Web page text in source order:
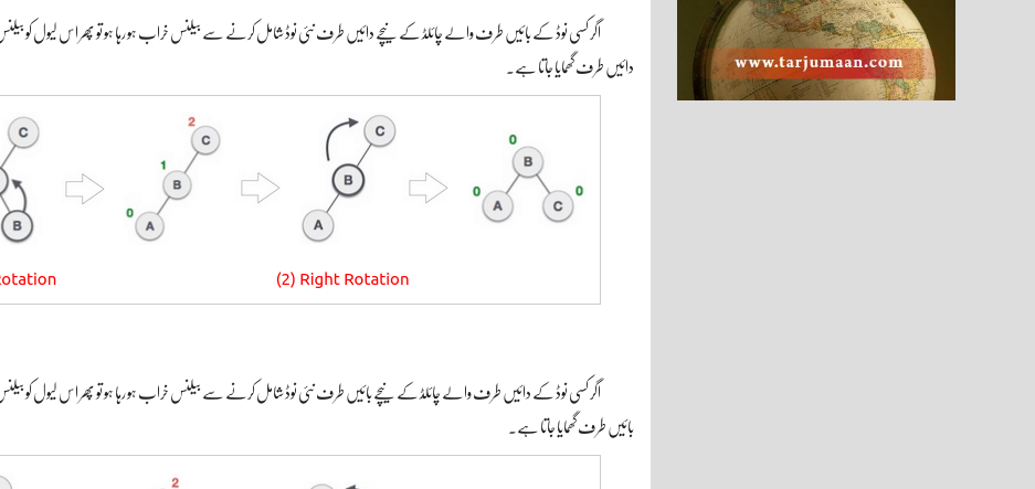
دائیں طرف گھمایا جاتا ہے۔
بائیں طرف گھمایا جاتا ہے۔